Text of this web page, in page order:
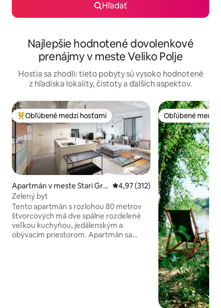
Hľadať
Najlepšie hodnotené dovolenkové
prenájmy v meste Veliko Polje
Hostia sa zhodli: tieto pobyty sú vysoko hodnotené
z hľadiska lokality, čistoty a ďalších aspektov.
Najobľúbenejšie medzi hosťami
Obľúbené medzi hosťami
Apartmán v meste Stari Gra
d
Priemerné ohodnotenie 4,97 z
4,97 (312)
Zelený byt
Tento apartmán s rozlohou 80 metrov
štvorcových má dve spálne rozdelené
veľkou kuchyňou, jedálenským a
obývacím priestorom. Apartmán sa
Obľúbené medzi
Obľúbené medzi